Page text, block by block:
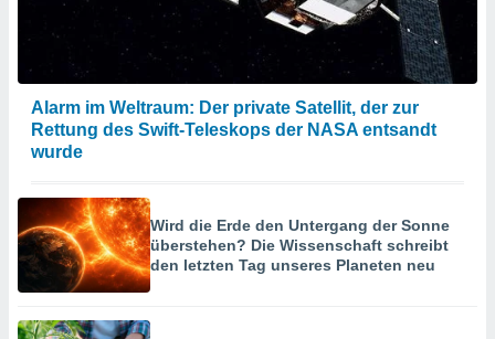
Alarm im Weltraum: Der private Satellit, der zur
Rettung des Swift-Teleskops der NASA entsandt
wurde
Wird die Erde den Untergang der Sonne
überstehen? Die Wissenschaft schreibt
den letzten Tag unseres Planeten neu